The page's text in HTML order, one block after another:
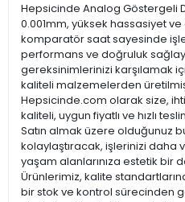
Hepsicinde Analog Göstergeli
0.001mm, yüksek hassasiyet ve
komparatör saat sayesinde
performans ve doğruluk
gereksinimlerinizi karşılamak
kaliteli malzemelerden
Hepsicinde.com olarak size,
kaliteli, uygun fiyatlı ve hızlı
Satın almak üzere olduğunuz
kolaylaştıracak, işlerinizi daha
yaşam alanlarınıza estetik bir
Ürünlerimiz, kalite
bir stok ve kontrol sürecinden